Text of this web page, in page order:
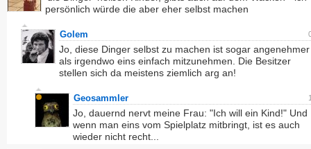
persönlich würde die aber eher selbst machen
Golem
Jo, diese Dinger selbst zu machen ist sogar angenehmer
als irgendwo eins einfach mitzunehmen. Die Besitzer
stellen sich da meistens ziemlich arg an!
Geosammler
Jo, dauernd nervt meine Frau: "Ich will ein Kind!" Und
wenn man eins vom Spielplatz mitbringt, ist es auch
wieder nicht recht...